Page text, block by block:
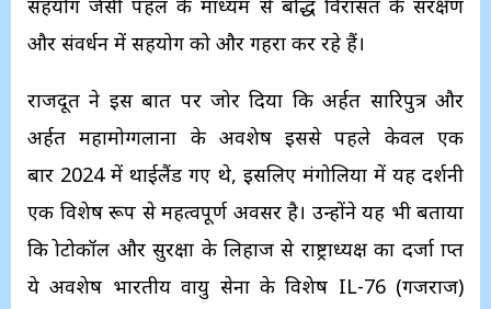
सहयोग जैसी पहल के माध्यम से बौद्ध विरासत के संरक्षण
और संवर्धन में सहयोग को और गहरा कर रहे हैं।
राजदूत ने इस बात पर जोर दिया कि अर्हत सारिपुत्र और
अर्हत महामोग्गलाना के अवशेष इससे पहले केवल एक
बार 2024 में थाईलैंड गए थे, इसलिए मंगोलिया में यह प्रदर्शनी
एक विशेष रूप से महत्वपूर्ण अवसर है। उन्होंने यह भी बताया
कि प्रोटोकॉल और सुरक्षा के लिहाज से राष्ट्राध्यक्ष का दर्जा प्राप्त
ये अवशेष भारतीय वायु सेना के विशेष IL-76 (गजराज)